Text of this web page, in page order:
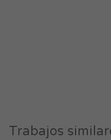
Trabajos